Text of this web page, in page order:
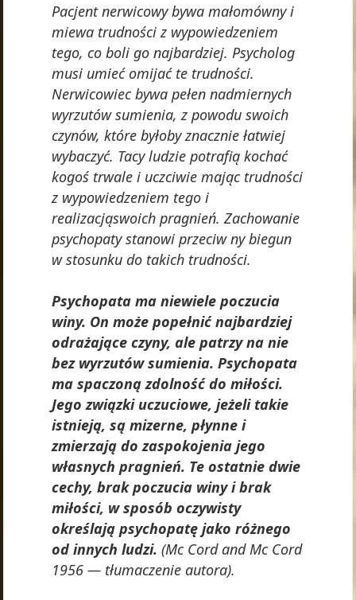
Pacjent nerwicowy bywa małomówny i
miewa trudności z wypowiedzeniem
tego, co boli go najbardziej. Psycholog
musi umieć omijać te trudności.
Nerwicowiec bywa pełen nadmiernych
wyrzutów sumienia, z powodu swoich
czynów, które byłoby znacznie łatwiej
wybaczyć. Tacy ludzie potrafią kochać
kogoś trwale i uczciwie mając trudności
z wypowiedzeniem tego i
realizacjąswoich pragnień. Zachowanie
psychopaty stanowi przeciw ny biegun
w stosunku do takich trudności.
Psychopata ma niewiele poczucia
winy. On może popełnić najbardziej
odrażające czyny, ale patrzy na nie
bez wyrzutów sumienia. Psychopata
ma spaczoną zdolność do miłości.
Jego związki uczuciowe, jeżeli takie
istnieją, są mizerne, płynne i
zmierzają do zaspokojenia jego
własnych pragnień. Te ostatnie dwie
cechy, brak poczucia winy i brak
miłości, w sposób oczywisty
określają psychopatę jako różnego
od innych ludzi. (Mc Cord and Mc Cord
1956 — tłumaczenie autora).